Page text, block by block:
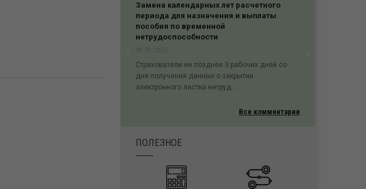
Замена календарных лет расчетного
периода для назначения и выплаты
пособия по временной
нетрудоспособности
Страхователи не позднее 3 рабочих дней со
дня получения данных о закрытии
электронного листка нетруд...
Все комментарии
ПОЛЕЗНОЕ